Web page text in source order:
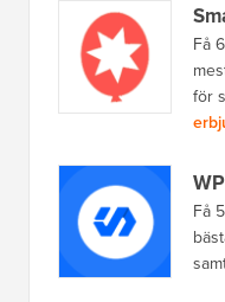
Få
för
Få